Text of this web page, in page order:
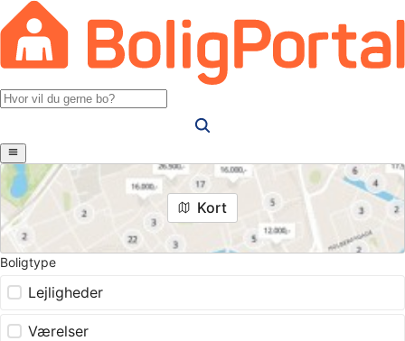
Kort
Boligtype
Lejligheder
Værelser